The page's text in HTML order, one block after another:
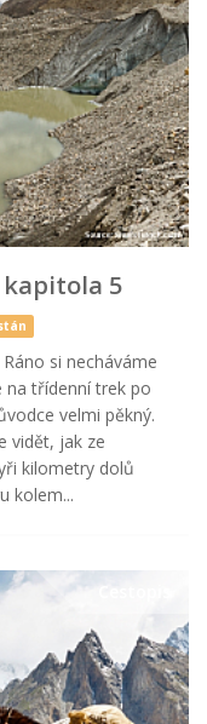
5
si necháváme
na třídenní trek po
velmi pěkný.
vidět, jak ze
kilometry dolů
kolem...
Cestopis